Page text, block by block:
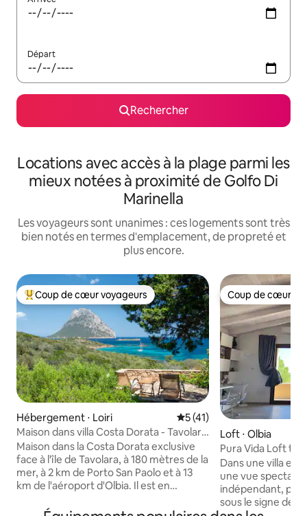
Départ
Rechercher
Locations avec accès à la plage parmi les
mieux notées à proximité de Golfo Di
Marinella
Les voyageurs sont unanimes : ces logements sont très
bien notés en termes d'emplacement, de propreté et
plus encore.
Coups de cœur voyageurs les plus appréciés
Coup de cœur voyageurs
Hébergement ⋅ Loiri Évaluation moyenne sur la
5 (41)
Maison dans villa Costa Dorata - Tavolara
vue
Maison dans la Costa Dorata exclusive
face à l'île de Tavolara, à 180 mètres de la
mer, à 2 km de Porto San Paolo et à 13
km de l'aéroport d'Olbia. Il est en
doubles avec placard et d'une chambre
Coup de cœur
Coup de cœur
Loft ⋅ Olbia
Pura Vida Loft
mer, dans la
Dans une villa
une vue
indépendant,
sous le signe de